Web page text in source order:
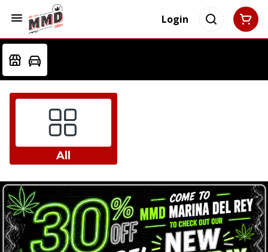
Login
All